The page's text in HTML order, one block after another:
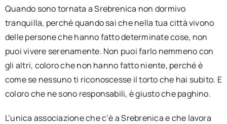
Quando sono tornata a Srebrenica non dormivo
tranquilla, perché quando sai che nella tua città vivono
delle persone che hanno fatto determinate cose, non
puoi vivere serenamente. Non puoi farlo nemmeno con
gli altri, coloro che non hanno fatto niente, perché è
come se nessuno ti riconoscesse il torto che hai subito. E
coloro che ne sono responsabili, è giusto che paghino.
L’unica associazione che c’è a Srebrenica e che lavora